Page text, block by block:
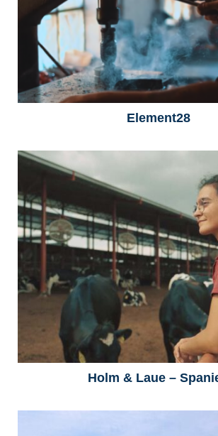
Element28
Holm & Laue –